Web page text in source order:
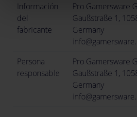
Información
del
fabricante
Pro Gamersware
Gaußstraße 1,
Germany
Persona
responsable
Pro Gamersware
Gaußstraße 1,
Germany